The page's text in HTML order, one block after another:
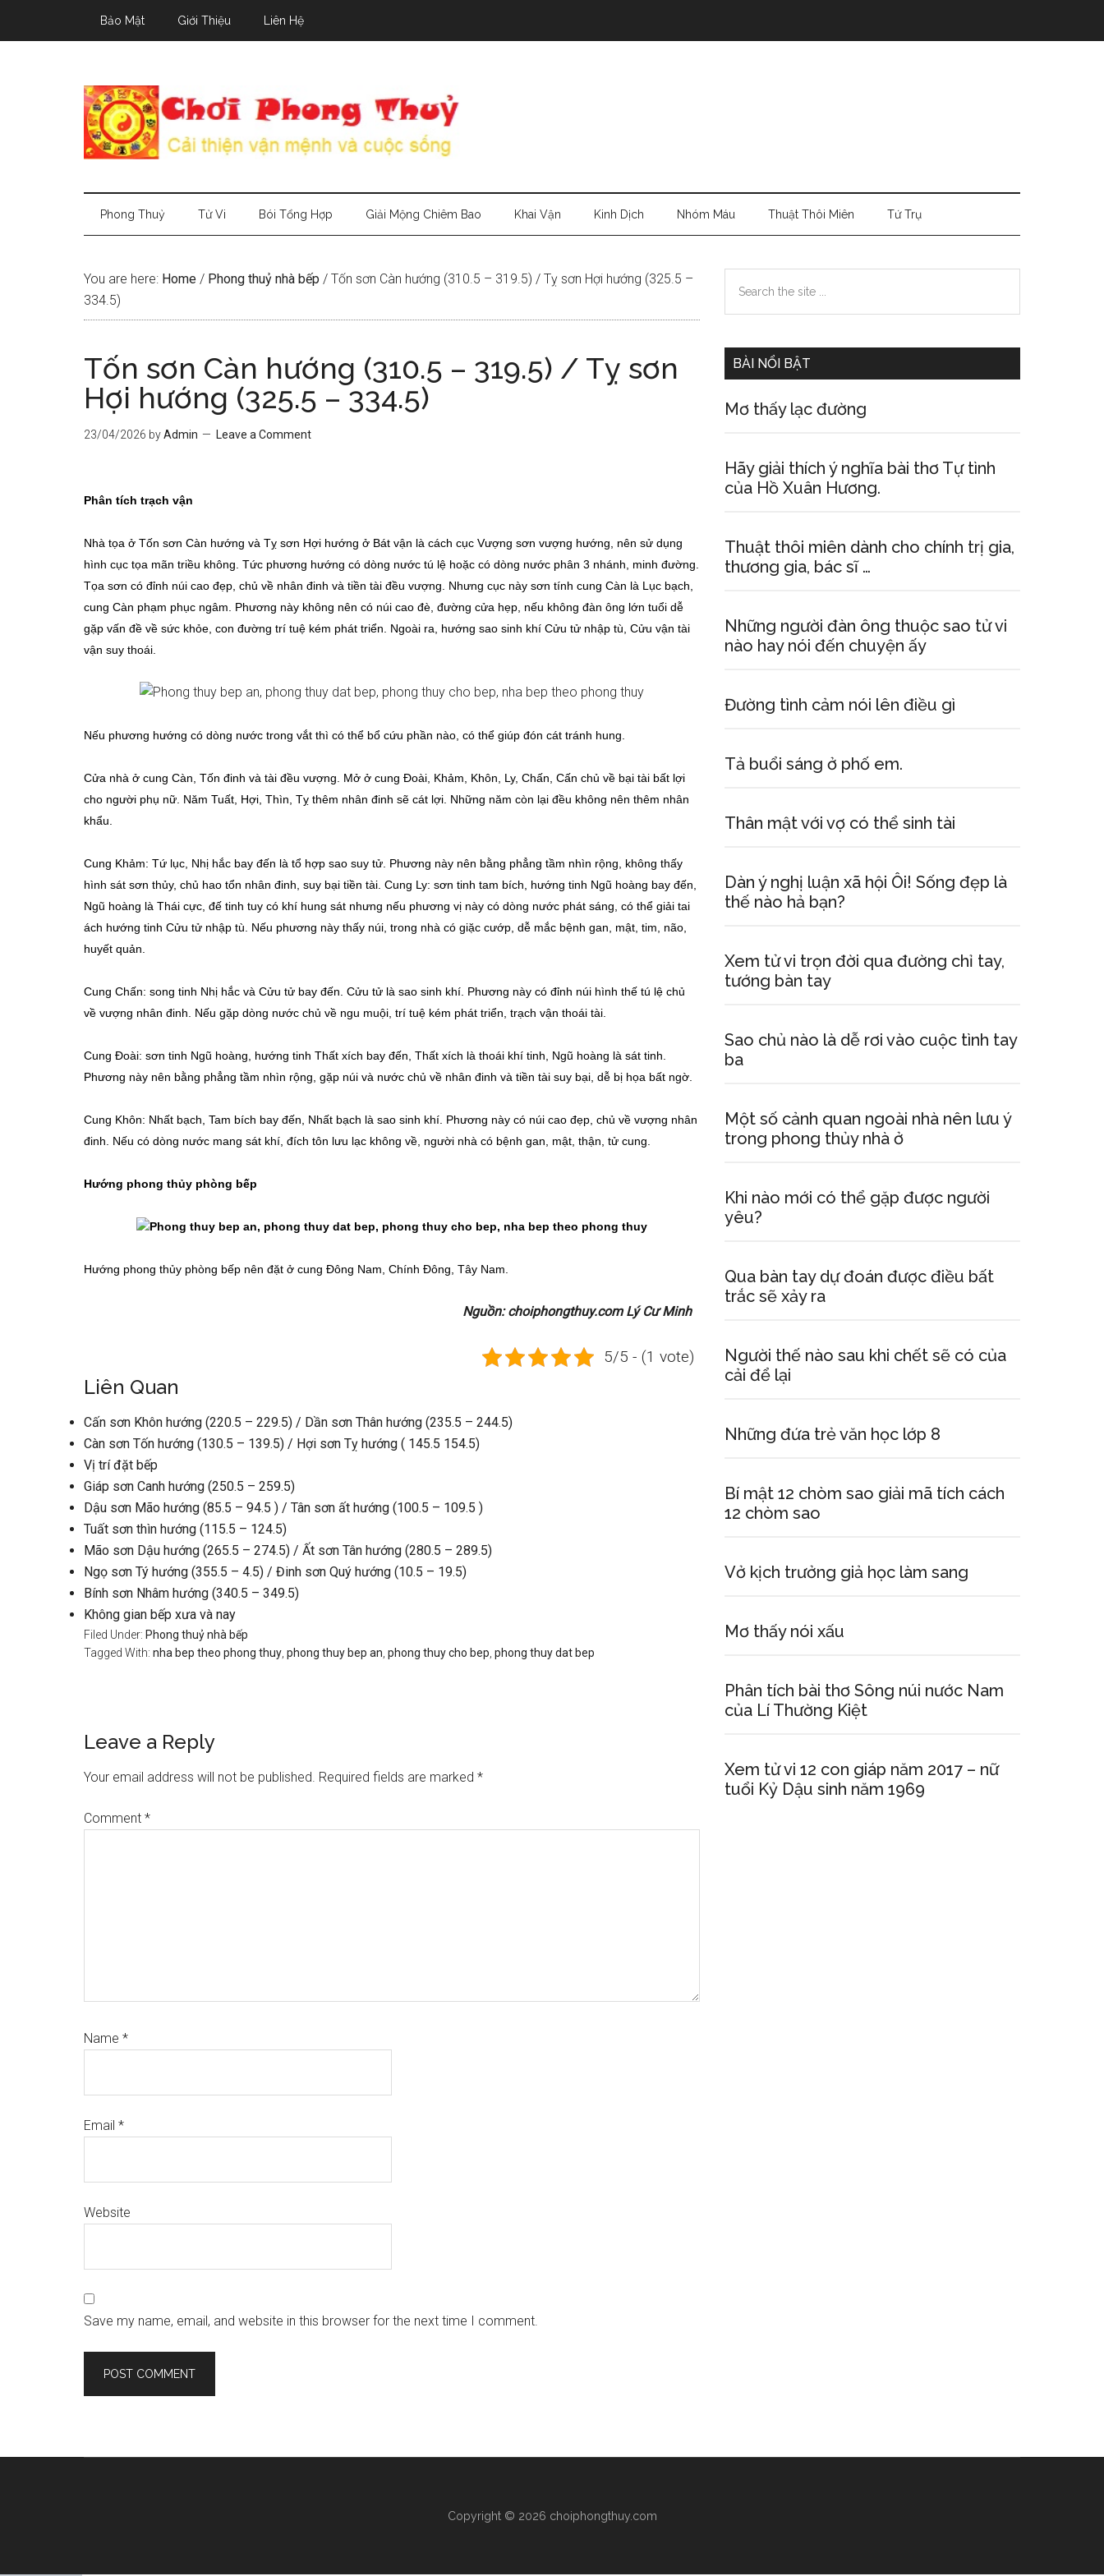
Bảo Mật Giới Thiệu Liên Hệ
Phong Thuỷ Tử Vi Bói Tổng Hợp Giải Mộng Chiêm Bao Khai Vận Kinh Dịch Nhóm Máu Thuật Thôi Miên Tứ Trụ
You are here: Home / Phong thuỷ nhà bếp / Tốn sơn Càn hướng (310.5 – 319.5) / Tỵ sơn Hợi hướng (325.5 –
334.5)
Tốn sơn Càn hướng (310.5 – 319.5) / Tỵ sơn
Hợi hướng (325.5 – 334.5)
23/04/2026 byAdmin Leave a Comment
Phân tích trạch vận
Nhà tọa ở Tốn sơn Càn hướng và Tỵ sơn Hợi hướng ở Bát vận là cách cục Vượng sơn vượng hướng, nên sử dụng
hình cục tọa mãn triều không. Tức phương hướng có dòng nước tú lệ hoặc có dòng nước phân 3 nhánh, minh đường.
Tọa sơn có đỉnh núi cao đẹp, chủ về nhân đinh và tiền tài đều vượng. Nhưng cục này sơn tính cung Càn là Lục bạch,
cung Càn phạm phục ngâm. Phương này không nên có núi cao đè, đường cửa hẹp, nếu không đàn ông lớn tuổi dễ
gặp vấn đề về sức khỏe, con đường trí tuệ kém phát triển. Ngoài ra, hướng sao sinh khí Cửu tử nhập tù, Cửu vận tài
vận suy thoái.
Nếu phương hướng có dòng nước trong vắt thì có thể bổ cứu phần nào, có thể giúp đón cát tránh hung.
Cửa nhà ở cung Càn, Tốn đinh và tài đều vượng. Mở ở cung Đoài, Khảm, Khôn, Ly, Chấn, Cấn chủ về bại tài bất lợi
cho người phụ nữ. Năm Tuất, Hợi, Thìn, Tỵ thêm nhân đinh sẽ cát lợi. Những năm còn lại đều không nên thêm nhân
khẩu.
Cung Khảm: Tứ lục, Nhị hắc bay đến là tổ hợp sao suy tử. Phương này nên bằng phẳng tầm nhìn rộng, không thấy
hình sát sơn thủy, chủ hao tổn nhân đinh, suy bại tiền tài. Cung Ly: sơn tinh tam bích, hướng tinh Ngũ hoàng bay đến,
Ngũ hoàng là Thái cực, đế tinh tuy có khí hung sát nhưng nếu phương vị này có dòng nước phát sáng, có thể giải tai
ách hướng tinh Cửu tử nhập tù. Nếu phương này thấy núi, trong nhà có giặc cướp, dễ mắc bệnh gan, mật, tim, não,
huyết quản.
Cung Chấn: song tinh Nhị hắc và Cửu tử bay đến. Cửu tử là sao sinh khí. Phương này có đỉnh núi hình thế tú lệ chủ
về vượng nhân đinh. Nếu gặp dòng nước chủ về ngu muội, trí tuệ kém phát triển, trạch vận thoái tài.
Cung Đoài: sơn tinh Ngũ hoàng, hướng tinh Thất xích bay đến, Thất xích là thoái khí tinh, Ngũ hoàng là sát tinh.
Phương này nên bằng phẳng tầm nhìn rộng, gặp núi và nước chủ về nhân đinh và tiền tài suy bại, dễ bị họa bất ngờ.
Cung Khôn: Nhất bạch, Tam bích bay đến, Nhất bạch là sao sinh khí. Phương này có núi cao đẹp, chủ về vượng nhân
đinh. Nếu có dòng nước mang sát khí, đích tôn lưu lạc không về, người nhà có bệnh gan, mật, thận, tử cung.
Hướng phong thủy phòng bếp
Hướng phong thủy phòng bếp nên đặt ở cung Đông Nam, Chính Đông, Tây Nam.
Nguồn: choiphongthuy.com Lý Cư Minh
5/5 - (1 vote)
Liên Quan
Cấn sơn Khôn hướng (220.5 – 229.5) / Dần sơn Thân hướng (235.5 – 244.5)
Càn sơn Tốn hướng (130.5 – 139.5) / Hợi sơn Tỵ hướng ( 145.5 154.5)
Vị trí đặt bếp
Giáp sơn Canh hướng (250.5 – 259.5)
Dậu sơn Mão hướng (85.5 – 94.5 ) / Tân sơn ất hướng (100.5 – 109.5 )
Tuất sơn thìn hướng (115.5 – 124.5)
Mão sơn Dậu hướng (265.5 – 274.5) / Ất sơn Tân hướng (280.5 – 289.5)
Ngọ sơn Tý hướng (355.5 – 4.5) / Đinh sơn Quý hướng (10.5 – 19.5)
Bính sơn Nhâm hướng (340.5 – 349.5)
Không gian bếp xưa và nay
Filed Under: Phong thuỷ nhà bếp
Tagged With: nha bep theo phong thuy phong thuy bep an phong thuy cho bep phong thuy dat bep
Reader
Interactions
Leave a Reply
Your email address will not be published. Required fields are marked *
Comment *
Name *
Email *
Website
Save my name, email, and website in this browser for the next time I comment.
Primary
Sidebar
the
BÀI NỔI BẬT
Mơ thấy lạc đường
Hãy giải thích ý nghĩa bài thơ Tự tình
của Hồ Xuân Hương.
Thuật thôi miên dành cho chính trị gia,
thương gia, bác sĩ …
Những người đàn ông thuộc sao tử vi
nào hay nói đến chuyện ấy
Đường tình cảm nói lên điều gì
Tả buổi sáng ở phố em.
Thân mật với vợ có thể sinh tài
Dàn ý nghị luận xã hội Ôi! Sống đẹp là
thế nào hả bạn?
Xem tử vi trọn đời qua đường chỉ tay,
tướng bàn tay
Sao chủ nào là dễ rơi vào cuộc tình tay
ba
Một số cảnh quan ngoài nhà nên lưu ý
trong phong thủy nhà ở
Khi nào mới có thể gặp được người
yêu?
Qua bàn tay dự đoán được điều bất
trắc sẽ xảy ra
Người thế nào sau khi chết sẽ có của
cải để lại
Những đứa trẻ văn học lớp 8
Bí mật 12 chòm sao giải mã tích cách
12 chòm sao
Vở kịch trưởng giả học làm sang
Mơ thấy nói xấu
Phân tích bài thơ Sông núi nước Nam
của Lí Thường Kiệt
Xem tử vi 12 con giáp năm 2017 – nữ
tuổi Kỷ Dậu sinh năm 1969
Copyright © 2026 choiphongthuy.com